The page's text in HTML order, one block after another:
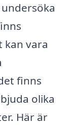
kan vara
finns
olika
Här är